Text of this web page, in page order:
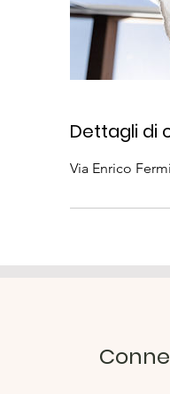
Dettagli di
Via Enrico